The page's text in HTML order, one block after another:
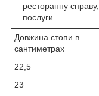
ресторанну
послуги
Довжина стопи в
сантиметрах
22,5
23